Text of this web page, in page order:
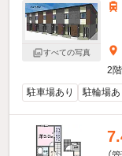
すべての写真
2
駐車場あり
駐輪場あ